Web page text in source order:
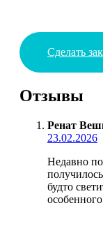
Сделать
Отзывы
Ренат
23.02.2026
Недавно
будто